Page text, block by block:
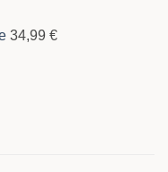
34,99 €